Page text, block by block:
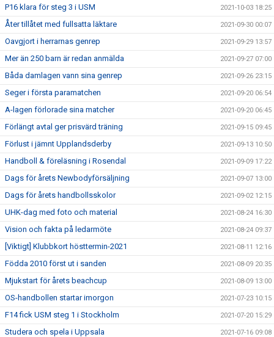
P16 klara för steg 3 i USM 2021-10-03 18:25
Åter tillåtet med fullsatta läktare 2021-09-30 00:07
Oavgjort i herrarnas genrep 2021-09-29 13:57
Mer än 250 barn är redan anmälda 2021-09-27 07:00
Båda damlagen vann sina genrep 2021-09-26 23:15
Seger i första paramatchen 2021-09-20 06:54
A-lagen förlorade sina matcher 2021-09-20 06:45
Förlängt avtal ger prisvärd träning 2021-09-15 09:45
Förlust i jämnt Upplandsderby 2021-09-13 10:50
Handboll & föreläsning i Rosendal 2021-09-09 17:22
Dags för årets Newbodyförsäljning 2021-09-07 13:00
Dags för årets handbollsskolor 2021-09-02 12:15
UHK-dag med foto och material 2021-08-24 16:30
Vision och fakta på ledarmöte 2021-08-24 09:37
[Viktigt] Klubbkort hösttermin-2021 2021-08-11 12:16
Födda 2010 först ut i sanden 2021-08-09 20:35
Mjukstart för årets beachcup 2021-08-09 13:00
OS-handbollen startar imorgon 2021-07-23 10:15
F14 fick USM steg 1 i Stockholm 2021-07-20 15:29
Studera och spela i Uppsala 2021-07-16 09:08